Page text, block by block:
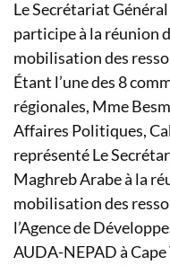
Le Secrétariat
participe à la réunion
mobilisation des
Étant l’une des 8
régionales, Mme
Affaires Politiques,
représenté Le
Maghreb Arabe à la
mobilisation des
l’Agence de
AUDA-NEPAD à